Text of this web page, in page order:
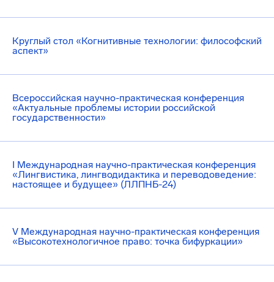
Круглый стол «Когнитивные технологии: философский
аспект»
Всероссийская научно-практическая конференция
«Актуальные проблемы истории российской
государственности»
I Международная научно-практическая конференция
«Лингвистика, лингводидактика и переводоведение:
настоящее и будущее» (ЛЛПНБ-24)
V Международная научно-практическая конференция
«Высокотехнологичное право: точка бифуркации»